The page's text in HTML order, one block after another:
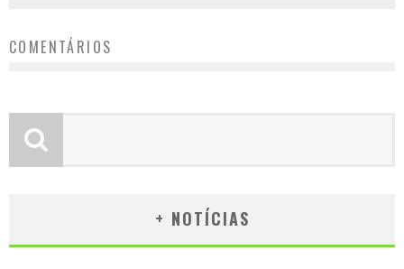
COMENTÁRIOS
+ NOTÍCIAS